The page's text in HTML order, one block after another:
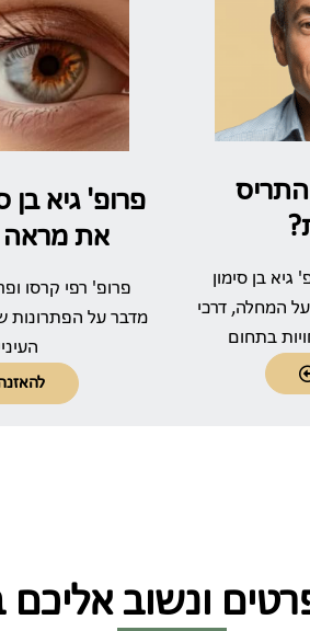
גיא בן סימון
המחלה, דרכי
בתחום
פרופ' גיא בן
את מראה
פרופ' רפי קרסו
מדבר על הפתרונות
ונשוב